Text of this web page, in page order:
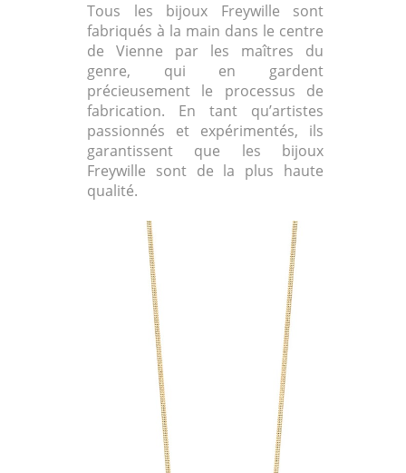
Tous les bijoux Freywille sont
fabriqués à la main dans le centre
de Vienne par les maîtres du
genre, qui en gardent
précieusement le processus de
fabrication. En tant qu’artistes
passionnés et expérimentés, ils
garantissent que les bijoux
Freywille sont de la plus haute
qualité.